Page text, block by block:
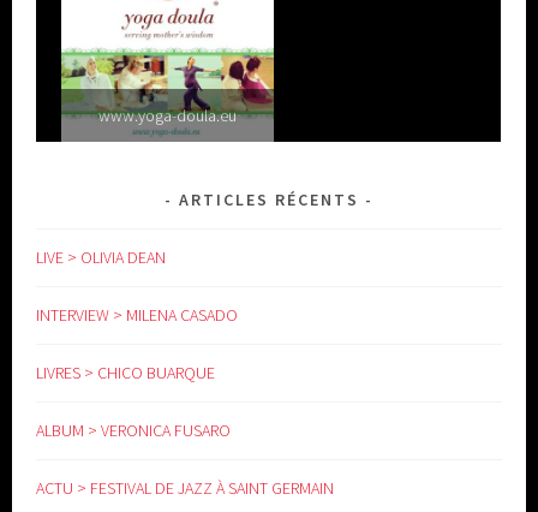
www.yoga-doula.eu
ARTICLES RÉCENTS
LIVE > OLIVIA DEAN
INTERVIEW > MILENA CASADO
LIVRES > CHICO BUARQUE
ALBUM > VERONICA FUSARO
ACTU > FESTIVAL DE JAZZ À SAINT GERMAIN